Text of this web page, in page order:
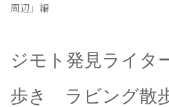
周辺」編
ジモト発見ライタ
歩き ラビング散